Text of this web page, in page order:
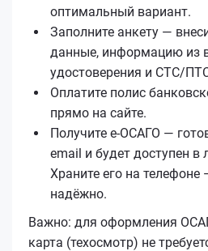
оптимальный вариант.
Заполните анкету —
данные, информацию из
удостоверения и СТС/
Оплатите полис
прямо на сайте.
Получите е‑ОСАГО —
email и будет доступен в
Храните его на телефоне
надёжно.
Важно: для оформления
карта (техосмотр) не